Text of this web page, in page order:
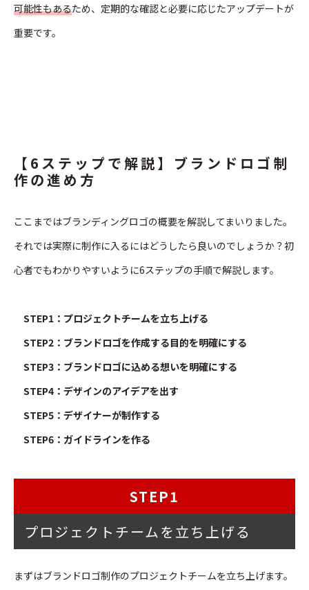
可能性もあるため、定期的な確認と必要に応じたアップデートが
重要です。
【6ステップで解説】ブランドロゴ制
作の進め方
ここまではブランディングロゴの概要を解説してまいりました。
それでは実際に制作に入るにはどうしたら良いのでしょうか？初
心者でもわかりやすいように6ステップの手順で解説します。
STEP1：プロジェクトチームを立ち上げる
STEP2：ブランドロゴを作成する目的を明確にする
STEP3：ブランドロゴに込める想いを明確にする
STEP4：デザインのアイデアを出す
STEP5：デザイナーが制作する
STEP6：ガイドラインを作る
STEP1
プロジェクトチームを立ち上げる
まずはブランドロゴ制作のプロジェクトチームを立ち上げます。